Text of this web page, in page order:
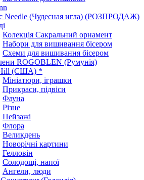
Needle (Чудесная игла) (РОЗПРОДАЖ)
Колекція Сакральний орнамент
Набори для вишивання бісером
Схеми для вишивання бісером
ROGOBLEN (Румунія)
(США) *
Мініатюри, іграшки
Прикраси, підвіси
Фауна
Різне
Пейзажі
Флора
Великдень
Новорічні картини
Гелловін
Солодощі, напої
Ангели, люди